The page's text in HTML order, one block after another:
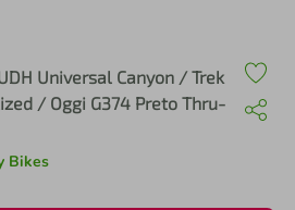
Universal Canyon / Trek
/ Oggi G374 Preto Thru-
Bikes